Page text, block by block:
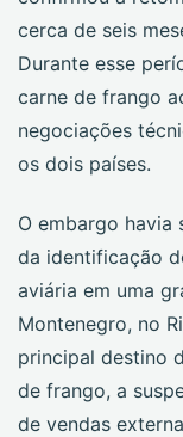
cerca de seis
Durante esse
carne de frango
negociações
os dois países.
O embargo havia
da identificação
aviária em uma
Montenegro, no
principal destino
de frango, a
de vendas